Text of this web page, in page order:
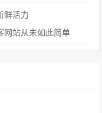
鲜活力
网站从未如此简单